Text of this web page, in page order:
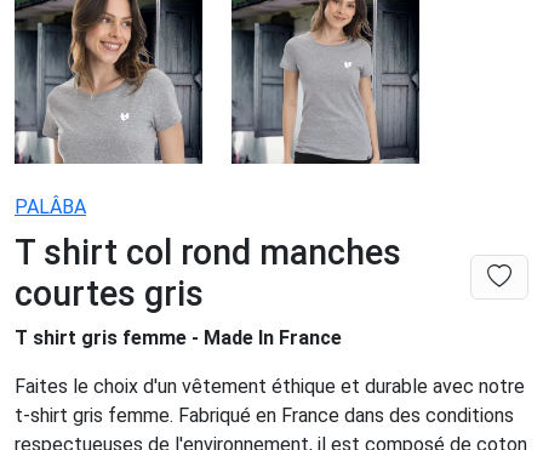
PALÂBA
T shirt col rond manches
courtes gris
T shirt gris femme - Made In France
Faites le choix d'un vêtement éthique et durable avec notre
t-shirt gris femme. Fabriqué en France dans des conditions
respectueuses de l'environnement, il est composé de coton